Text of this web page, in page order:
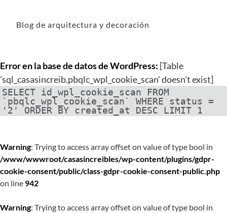
Blog de arquitectura y decoración
Error en la base de datos de WordPress: [Table
'sql_casasincreib.pbqlc_wpl_cookie_scan' doesn't exist]
SELECT id_wpl_cookie_scan FROM
`pbqlc_wpl_cookie_scan` WHERE status =
'2' ORDER BY created_at DESC LIMIT 1
Warning: Trying to access array offset on value of type bool in
/www/wwwroot/casasincreibles/wp-content/plugins/gdpr-
cookie-consent/public/class-gdpr-cookie-consent-public.php
on line 942
Warning: Trying to access array offset on value of type bool in